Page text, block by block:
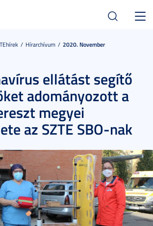
Hírarchívum 2020. November
ellátást segítő
adományozott a
megyei
az SZTE SBO-nak